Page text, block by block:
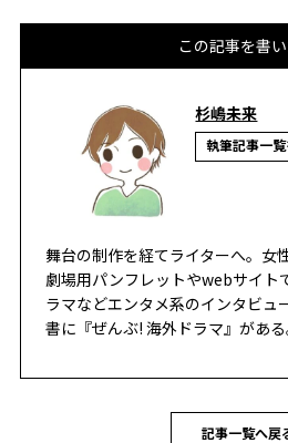
この記事を書
杉嶋未来
執筆記事一
舞台の制作を経てライターへ。女
劇場用パンフレットやwebサイト
ラマなどエンタメ系のインタビュ
書に『ぜんぶ! 海外ドラマ』がある
記事一覧へ戻